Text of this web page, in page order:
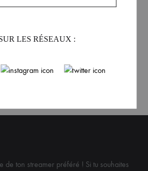
de ton streamer préféré ! Si tu souhaites
LES RÉSEAUX :